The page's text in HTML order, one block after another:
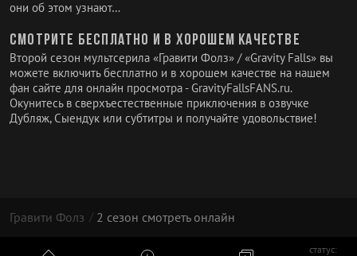
статус:
они об этом узнают…
Смотрите бесплатно и в хорошем качестве
Второй сезон мультсерила «Гравити Фолз» / «Gravity Falls» вы
можете включить бесплатно и в хорошем качестве на нашем
фан сайте для онлайн просмотра - GravityFallsFANS.ru.
Окунитесь в сверхъестественные приключения в озвучке
Дубляж, Сыендук или субтитры и получайте удовольствие!
Гравити Фолз 2 сезон смотреть онлайн